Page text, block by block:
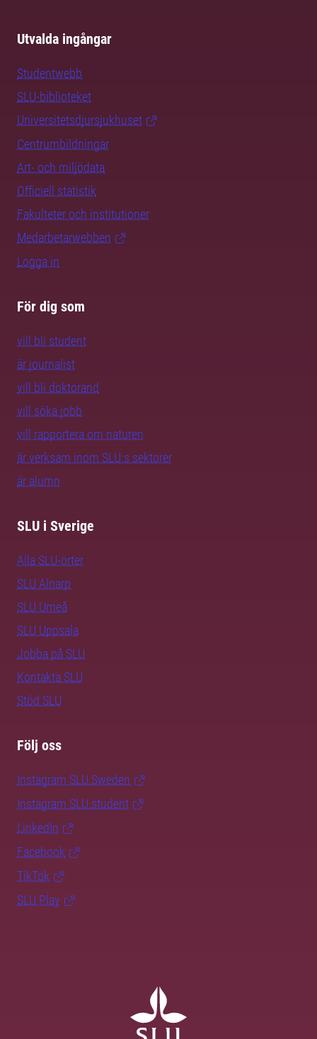
Utvalda ingångar
Studentwebb
SLU-biblioteket
Universitetsdjursjukhuset
Centrumbildningar
Art- och miljödata
Officiell statistik
Fakulteter och institutioner
Medarbetarwebben
Logga in
För dig som
vill bli student
är journalist
vill bli doktorand
vill söka jobb
vill rapportera om naturen
är verksam inom SLU:s sektorer
är alumn
SLU i Sverige
Alla SLU-orter
SLU Alnarp
SLU Umeå
SLU Uppsala
Jobba på SLU
Kontakta SLU
Stöd SLU
Följ oss
Instagram SLU.Sweden
Instagram SLU.student
LinkedIn
Facebook
TikTok
SLU Play